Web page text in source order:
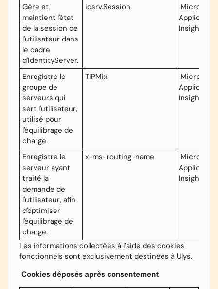
Gère et
maintient l'état
de la session de
l'utilisateur dans
le cadre
d'IdentityServer.
idsrv.Session
Microsoft
Application
Insights
Enregistre le
groupe de
serveurs qui
sert l'utilisateur,
utilisé pour
l'équilibrage de
charge.
TiPMix
Microsoft
Application
Insights
Enregistre le
serveur ayant
traité la
demande de
l'utilisateur, afin
d'optimiser
l'équilibrage de
charge.
x-ms-routing-name
Microsoft
Application
Insights
Les informations collectées à l’aide des cookies
fonctionnels sont exclusivement destinées à Ulys.
Cookies déposés après consentement